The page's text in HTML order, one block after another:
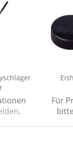
.
Für
bitte